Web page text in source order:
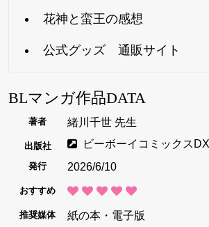
花神と蛮王の感想
公式グッズ 通販サイト
BLマンガ作品DATA
著者 緒川千世 先生
出版社 ビーボーイコミックス
発行 2026/6/10
おすすめ
推奨媒体 紙の本・電子版